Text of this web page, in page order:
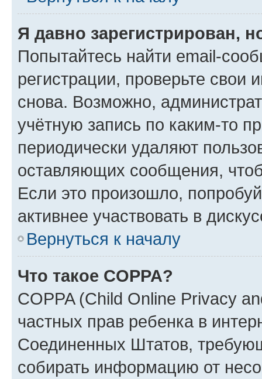
Я давно зарегистрирован,
Попытайтесь найти email-
регистрации, проверьте свои
снова. Возможно,
учётную запись по каким-то
периодически удаляют
оставляющих сообщения,
Если это произошло,
активнее участвовать в
Вернуться к началу
Что такое COPPA?
COPPA (Child Online Privacy
частных прав ребенка в
Соединенных Штатов,
собирать информацию от